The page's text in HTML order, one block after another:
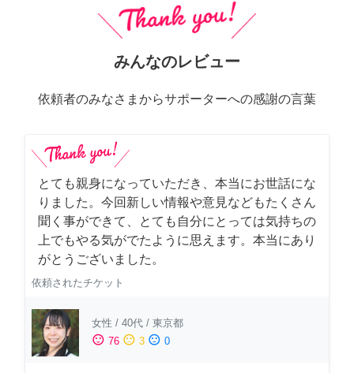
みんなのレビュー
依頼者のみなさまからサポーターへの感謝の言葉
とても親身になっていただき、本当にお世話にな
りました。今回新しい情報や意見などもたくさん
聞く事ができて、とても自分にとっては気持ちの
上でもやる気がでたように思えます。本当にあり
がとうございました。
依頼されたチケット
女性 / 40代 / 東京都
sentiment_satisfied 76 sentiment_neutral 3 sentiment_dissatisfied 0